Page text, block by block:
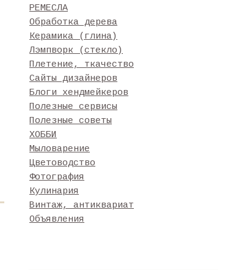
РЕМЕСЛА
Обработка дерева
Керамика (глина)
Лэмпворк (стекло)
Плетение, ткачество
Сайты дизайнеров
Блоги хендмейкеров
Полезные сервисы
Полезные советы
ХОББИ
Мыловарение
Цветоводство
Фотография
Кулинария
Винтаж, антиквариат
Объявления